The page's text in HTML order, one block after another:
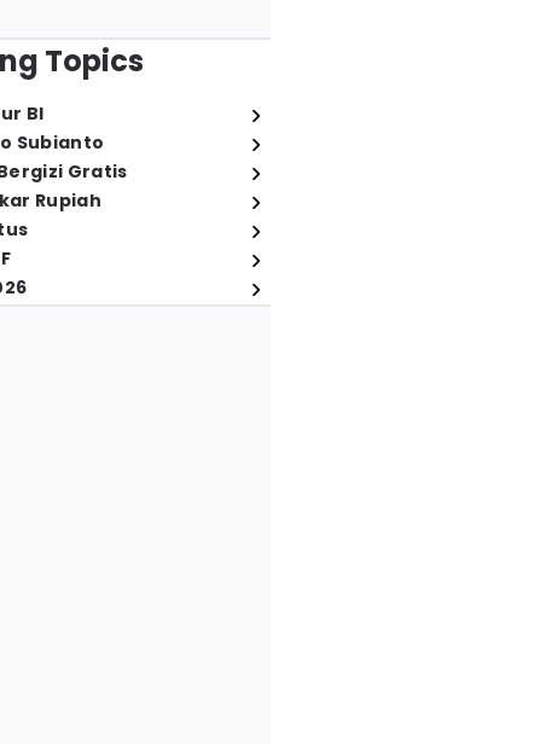
Topics
BI
Subianto
Gratis
Rupiah